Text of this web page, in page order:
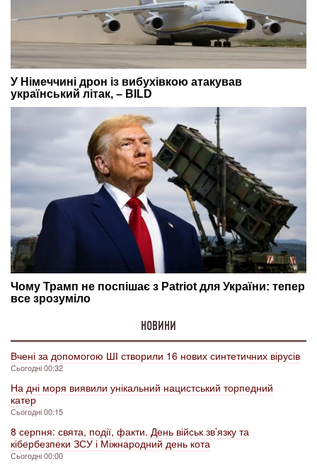
НОВИНИ
Вчені за допомогою ШІ створили 16 нових синтетичних вірусів
Сьогодні 00:32
На дні моря виявили унікальний нацистський торпедний
катер
Сьогодні 00:15
8 серпня: свята, події, факти. День військ зв’язку та
кібербезпеки ЗСУ і Міжнародний день кота
Сьогодні 00:00